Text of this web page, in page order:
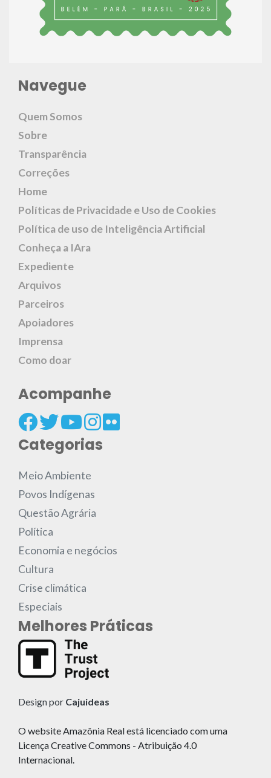
Navegue
Quem Somos
Sobre
Transparência
Correções
Home
Políticas de Privacidade e Uso de Cookies
Política de uso de Inteligência Artificial
Conheça a IAra
Expediente
Arquivos
Parceiros
Apoiadores
Imprensa
Como doar
Acompanhe
Categorias
Meio Ambiente
Povos Indígenas
Questão Agrária
Política
Economia e negócios
Cultura
Crise climática
Especiais
Melhores Práticas
Design por Cajuideas
O website Amazônia Real está licenciado com uma
Licença Creative Commons - Atribuição 4.0
Internacional.